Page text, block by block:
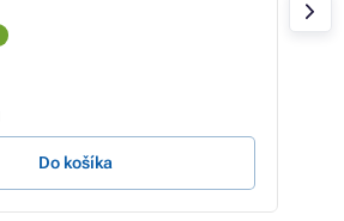
Do košíka